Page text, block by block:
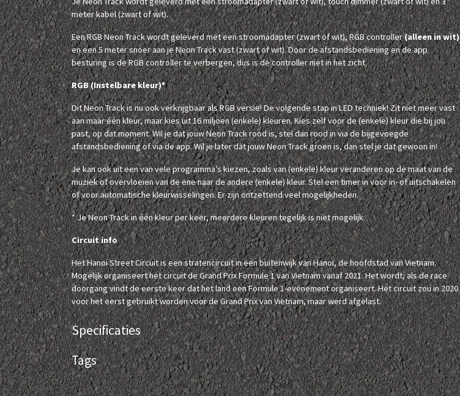
meter kabel (zwart of wit).
Een RGB Neon Track wordt geleverd met een stroomadapter (zwart of wit), RGB controller(alleen in wit)
en een 5 meter snoer aan je Neon Track vast (zwart of wit). Door de afstandsbediening en de app
besturing is de RGB controller te verbergen, dus is de controller niet in het zicht.
RGB (Instelbare kleur)*
Dit Neon Track is nu ook verkrijgbaar als RGB versie! De volgende stap in LED techniek! Zit niet meer vast
aan maar één kleur, maar kies uit 16 miljoen (enkele) kleuren. Kies zelf voor de (enkele) kleur die bij jou
past, op dat moment. Wil je dat jouw Neon Track rood is, stel dan rood in via de bijgevoegde
afstandsbediening of via de app. Wil je later dat jouw Neon Track groen is, dan stel je dat gewoon in!
Je kan ook uit een van vele programma’s kiezen, zoals van (enkele) kleur veranderen op de maat van de
muziek of overvloeien van de ene naar de andere (enkele) kleur. Stel een timer in voor in- of uitschakelen
of voor automatische kleurwisselingen. Er zijn ontzettend veel mogelijkheden.
* Je Neon Track in één kleur per keer, meerdere kleuren tegelijk is niet mogelijk.
Circuit info
Het Hanoi Street Circuit is een stratencircuit in een buitenwijk van Hanoi, de hoofdstad van Vietnam.
Mogelijk organiseert het circuit de Grand Prix Formule 1 van Vietnam vanaf 2021. Het wordt, als de race
doorgang vindt de eerste keer dat het land een Formule 1-evenement organiseert. Het circuit zou in 2020
voor het eerst gebruikt worden voor de Grand Prix van Vietnam, maar werd afgelast.
Specificaties
Tags